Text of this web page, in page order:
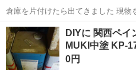
倉庫を片付けたら出てきました 現物
って下さい
福島 西白河郡 泉崎駅 そ
DIYに 関西ペイ
MUKI中塗 KP-
0円